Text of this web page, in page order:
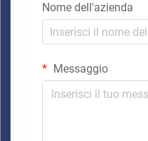
Nome dell'azienda
Messaggio